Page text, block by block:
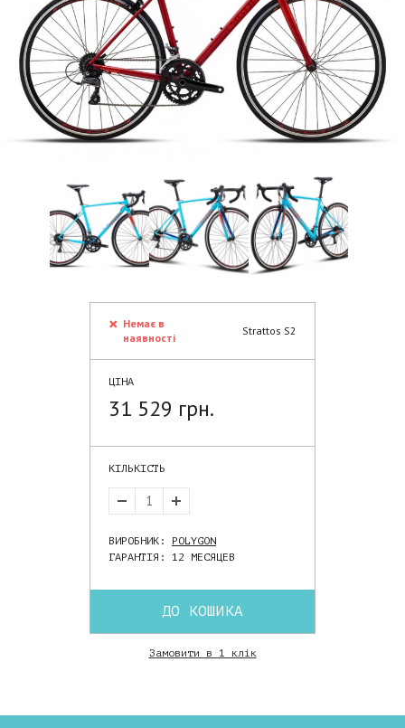
Немає в
наявності
Strattos S2
ЦІНА
31 529 грн.
КІЛЬКІСТЬ
ВИРОБНИК: POLYGON
ГАРАНТІЯ: 12 МЕСЯЦЕВ
ДО КОШИКА
Замовити в 1 клік